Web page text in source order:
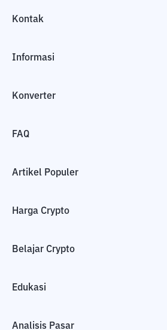
Kontak
Informasi
Konverter
FAQ
Artikel Populer
Harga Crypto
Belajar Crypto
Edukasi
Analisis Pasar